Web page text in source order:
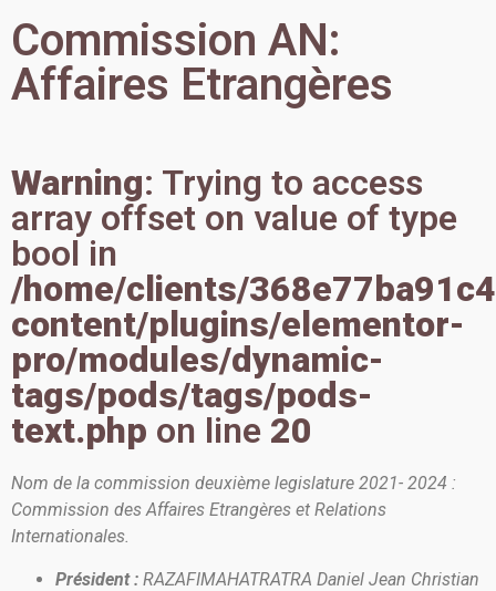
Commission AN:
Affaires Etrangères
Warning: Trying to access
array offset on value of type
bool in
/home/clients/
content/plugins/elementor-
pro/modules/dynamic-
tags/pods/tags/pods-
text.php on line 20
Nom de la commission deuxième legislature 2021- 2024 :
Commission des Affaires Etrangères et Relations
Internationales.
Président : RAZAFIMAHATRATRA Daniel Jean Christian